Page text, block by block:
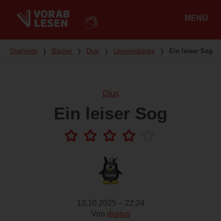
MENÜ
Du bist hier
Startseite ❭ Bücher ❭ Dius ❭ Leseeindrücke ❭ Ein leiser Sog
Dius
Ein leiser Sog
13.10.2025 – 22:24
Von digitus